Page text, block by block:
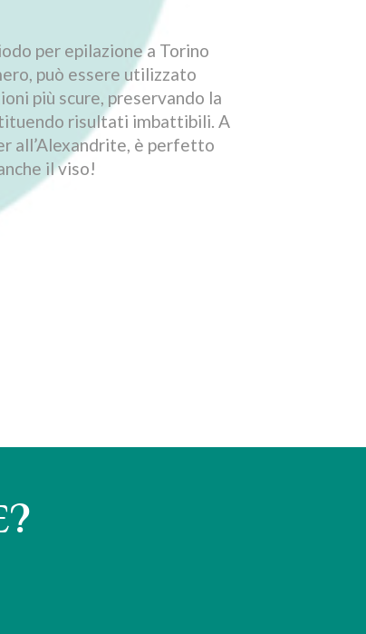
per epilazione a Torino
può essere utilizzato
più scure, preservando la
risultati imbattibili. A
all’Alexandrite, è perfetto
il viso!